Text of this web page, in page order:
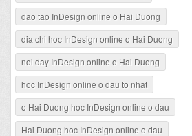
dao tao InDesign online o Hai Duong
dia chi hoc InDesign online o Hai Duong
noi day InDesign online o Hai Duong
hoc InDesign online o dau to nhat
o Hai Duong hoc InDesign online o dau
Hai Duong hoc InDesign online o dau